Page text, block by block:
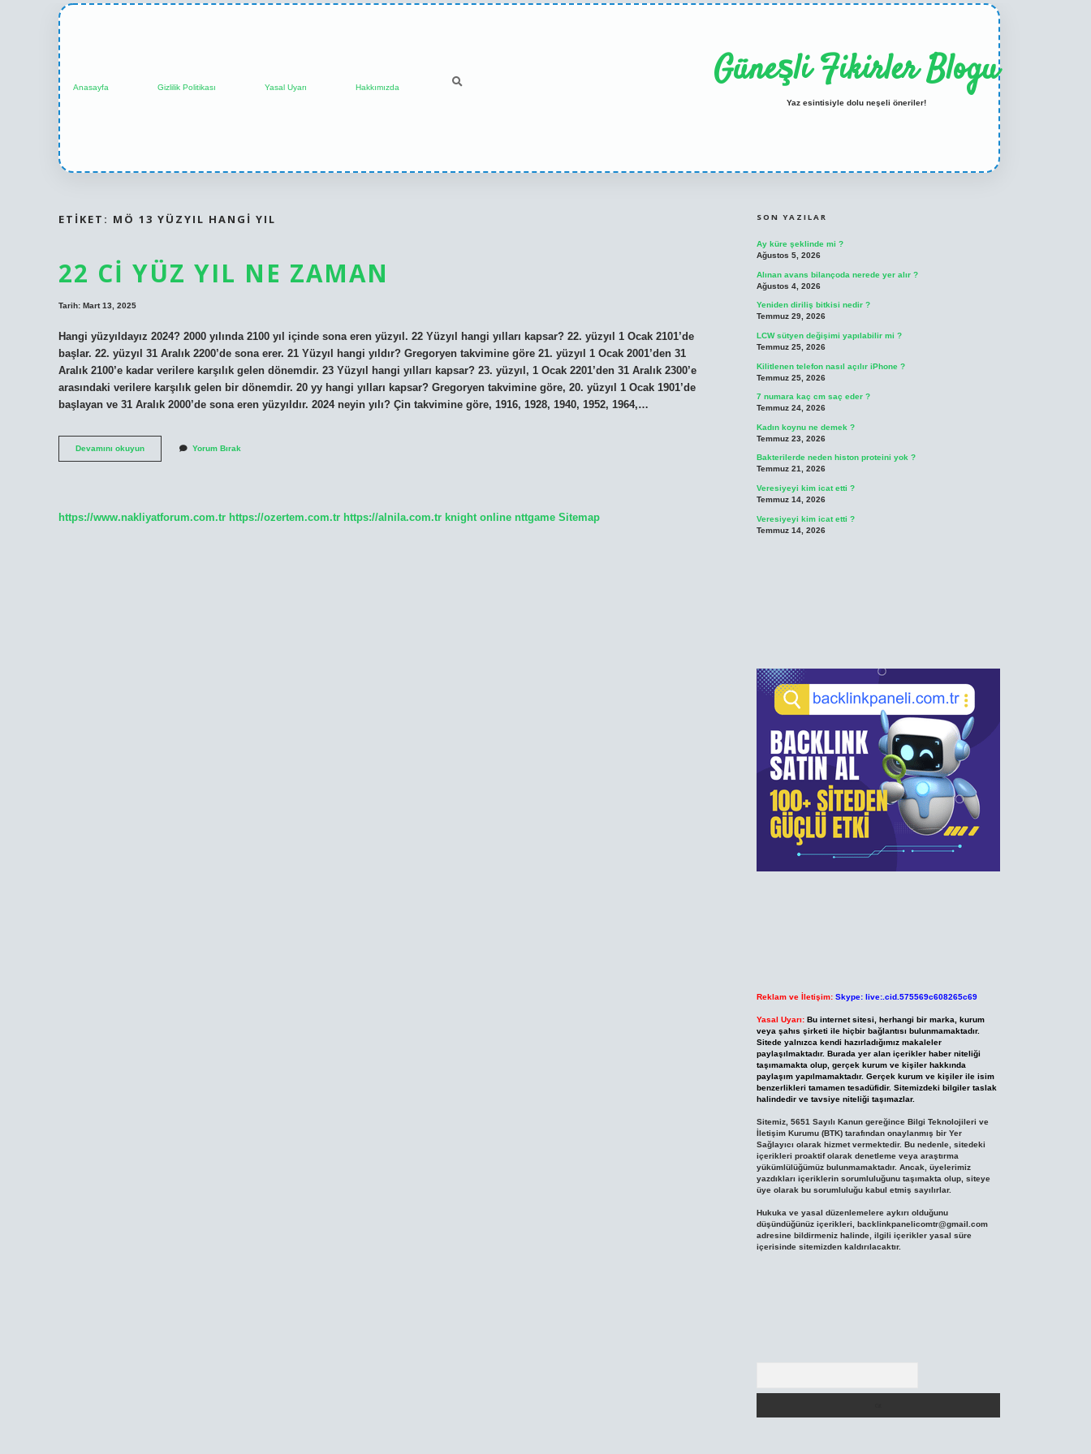
Anasayfa Gizlilik Politikası Yasal Uyarı Hakkımızda Güneşli Fikirler Blogu
Yaz esintisiyle dolu neşeli öneriler!
ETIKET: MÖ 13 YÜZYIL HANGI YIL
22 CI YÜZ YIL NE ZAMAN
Tarih: Mart 13, 2025
Hangi yüzyıldayız 2024? 2000 yılında 2100 yıl içinde sona eren yüzyıl. 22 Yüzyıl hangi yılları kapsar? 22. yüzyıl 1 Ocak 2101’de
başlar. 22. yüzyıl 31 Aralık 2200’de sona erer. 21 Yüzyıl hangi yıldır? Gregoryen takvimine göre 21. yüzyıl 1 Ocak 2001’den 31
Aralık 2100’e kadar verilere karşılık gelen dönemdir. 23 Yüzyıl hangi yılları kapsar? 23. yüzyıl, 1 Ocak 2201’den 31 Aralık 2300’e
arasındaki verilere karşılık gelen bir dönemdir. 20 yy hangi yılları kapsar? Gregoryen takvimine göre, 20. yüzyıl 1 Ocak 1901’de
başlayan ve 31 Aralık 2000’de sona eren yüzyıldır. 2024 neyin yılı? Çin takvimine göre, 1916, 1928, 1940, 1952, 1964,…
Devamını okuyun22
Ci
Yorum Bırak
https://www.nakliyatforum.com.tr https://ozertem.com.tr https://alnila.com.tr knight online nttgame Sitemap
SON YAZILAR
Ay küre şeklinde mi ?
Ağustos 5, 2026
Alınan avans bilançoda nerede yer alır ?
Ağustos 4, 2026
Yeniden diriliş bitkisi nedir ?
Temmuz 29, 2026
LCW sütyen değişimi yapılabilir mi ?
Temmuz 25, 2026
Kilitlenen telefon nasıl açılır iPhone ?
Temmuz 25, 2026
7 numara kaç cm saç eder ?
Temmuz 24, 2026
Kadın koynu ne demek ?
Temmuz 23, 2026
Bakterilerde neden histon proteini yok ?
Temmuz 21, 2026
Veresiyeyi kim icat etti ?
Temmuz 14, 2026
Veresiyeyi kim icat etti ?
Temmuz 14, 2026
Reklam ve İletişim: Skype: live:.cid.575569c608265c69
Yasal Uyarı: Bu internet sitesi, herhangi bir marka, kurum
veya şahıs şirketi ile hiçbir bağlantısı bulunmamaktadır.
Sitede yalnızca kendi hazırladığımız makaleler
paylaşılmaktadır. Burada yer alan içerikler haber niteliği
taşımamakta olup, gerçek kurum ve kişiler hakkında
paylaşım yapılmamaktadır. Gerçek kurum ve kişiler ile isim
benzerlikleri tamamen tesadüfidir. Sitemizdeki bilgiler taslak
halindedir ve tavsiye niteliği taşımazlar.
Sitemiz, 5651 Sayılı Kanun gereğince Bilgi Teknolojileri ve
İletişim Kurumu (BTK) tarafından onaylanmış bir Yer
Sağlayıcı olarak hizmet vermektedir. Bu nedenle, sitedeki
içerikleri proaktif olarak denetleme veya araştırma
yükümlülüğümüz bulunmamaktadır. Ancak, üyelerimiz
yazdıkları içeriklerin sorumluluğunu taşımakta olup, siteye
üye olarak bu sorumluluğu kabul etmiş sayılırlar.
Hukuka ve yasal düzenlemelere aykırı olduğunu
düşündüğünüz içerikleri, backlinkpanelicomtr@gmail.com
adresine bildirmeniz halinde, ilgili içerikler yasal süre
içerisinde sitemizden kaldırılacaktır.